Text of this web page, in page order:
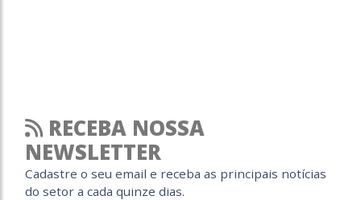
RECEBA NOSSA
NEWSLETTER
Cadastre o seu email e receba as principais notícias
do setor a cada quinze dias.